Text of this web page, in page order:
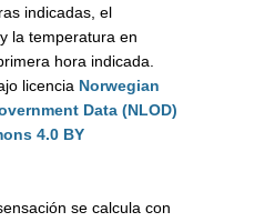
indicadas, el
la temperatura en
hora indicada.
licencia Norwegian
Data (NLOD)
4.0 BY
se calcula con